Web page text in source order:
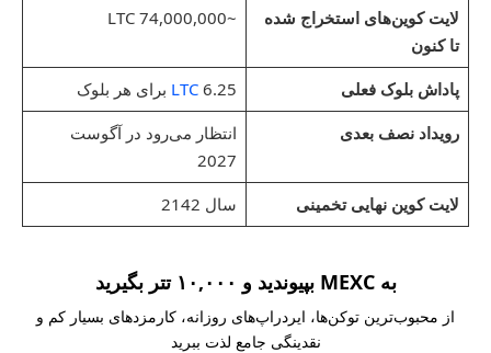
لایت کوین‌های استخراج شده
تا کنون
~74,000,000 LTC
پاداش بلوک فعلی 6.25
LTC برای هر بلوک
رویداد نصف بعدی
انتظار می‌رود در آگوست
2027
لایت کوین نهایی تخمینی
سال 2142
به MEXC بپیوندید و ۱۰,۰۰۰ تتر بگیرید
از محبوب‌ترین توکن‌ها، ایردراپ‌های روزانه، کارمزدهای بسیار کم و
نقدینگی جامع لذت ببرید